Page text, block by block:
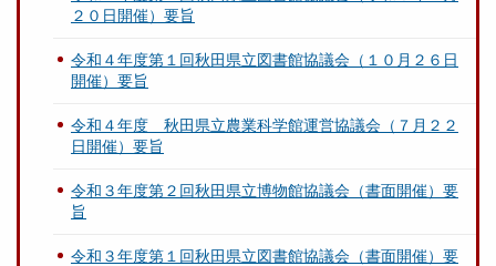
２０日開催）要旨
令和４年度第１回秋田県立図書館協議会（１０月２６日
開催）要旨
令和４年度 秋田県立農業科学館運営協議会（７月２２
日開催）要旨
令和３年度第２回秋田県立博物館協議会（書面開催）要
旨
令和３年度第１回秋田県立図書館協議会（書面開催）要